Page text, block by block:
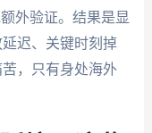
外验证。结果是显
迟、关键时刻掉
，只有身处海外